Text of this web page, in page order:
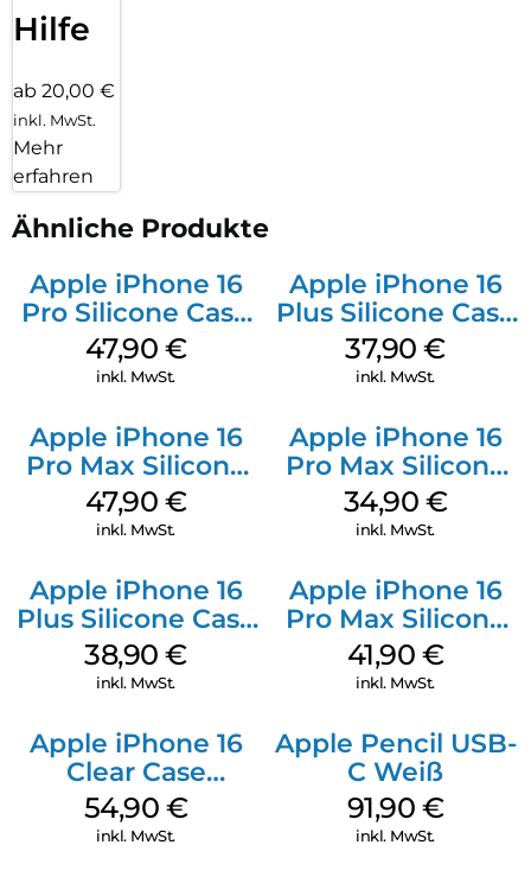
Hilfe
ab 20,00 €
inkl. MwSt.
Mehr
erfahren
Ähnliche Produkte
Apple iPhone 16
Pro Silicone Case
MagSafe Denim
47,90 €
inkl. MwSt.
Apple iPhone 16
Plus Silicone Case
MagSafe Lake
Green
37,90€
inkl. MwSt.
Apple iPhone 16
Pro Max Silicone
Case MagSafe
Black
47,90 €
inkl. MwSt.
Apple iPhone 16
Pro Max Silicone
Case MagSafe
Denim
34,90 €
inkl. MwSt.
Apple iPhone 16
Plus Silicone Case
MagSafe Denim
38,90€
inkl. MwSt.
Apple iPhone 16
Pro Max Silicone
Case MagSafe
Ultramarine
41,90 €
inkl. MwSt.
Apple iPhone 16
Clear Case
MagSafe
Transparent
54,90 €
inkl. MwSt.
Apple Pencil USB-
C Weiß
91,90 €
inkl. MwSt.